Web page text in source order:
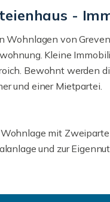
-
Wohnlagen von
Kleine
Bewohnt werden
und einer Mietpartei.
mit
und zur